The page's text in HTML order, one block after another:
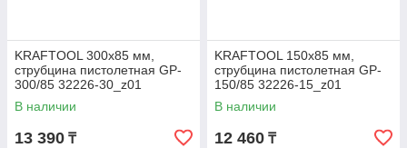
KRAFTOOL 300х85 мм,
струбцина пистолетная GP-
300/85 32226-30_z01
В наличии
13 390 ₸
KRAFTOOL 150х85 мм,
струбцина пистолетная GP-
150/85 32226-15_z01
В наличии
12 460 ₸